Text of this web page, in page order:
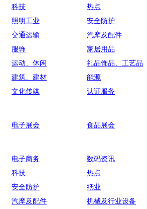
科技
热点
照明工业
安全防护
交通运输
汽摩及配件
服饰
家居用品
运动、休闲
礼品饰品、工艺品
建筑、建材
能源
文化传媒 认证服务
电子展会 食品展会
电子商务
数码资讯
科技
热点
安全防护
纸业
汽摩及配件
机械及行业设备